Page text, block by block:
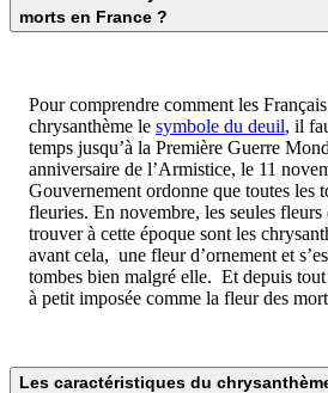
morts en France ?
Pour comprendre comment les
chrysanthème le symbole du deuil, il
temps jusqu’à la Première Guerre
anniversaire de l’Armistice, le 11
Gouvernement ordonne que toutes les
fleuries. En novembre, les seules fleurs
trouver à cette époque sont les
avant cela, une fleur d’ornement et
tombes bien malgré elle. Et depuis tout
à petit imposée comme la fleur des
Les caractéristiques du